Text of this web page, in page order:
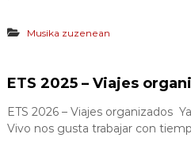
Musika zuzenean
ETS 2025 – Viajes
ETS 2026 – Viajes organizados
Vivo nos gusta trabajar con